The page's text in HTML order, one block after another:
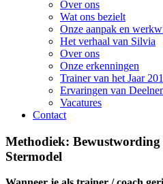
Over ons
Wat ons bezielt
Onze aanpak en
Het verhaal van Silvia
Over ons
Onze erkenningen
Trainer van het Jaar
Ervaringen van
Vacatures
Contact
Methodiek: Bewustwording
Stermodel